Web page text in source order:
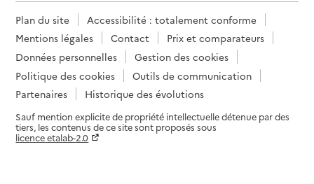
Plan du site
Accessibilité : totalement conforme
Mentions légales
Contact
Prix et comparateurs
Données personnelles
Gestion des cookies
Politique des cookies
Outils de communication
Partenaires
Historique des évolutions
Sauf mention explicite de propriété intellectuelle détenue par des
tiers, les contenus de ce site sont proposés sous
licence etalab-2.0